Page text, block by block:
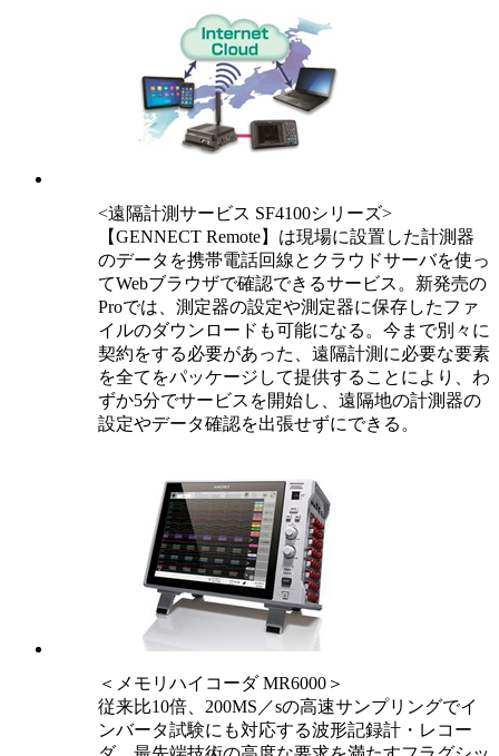
<遠隔計測サービス SF4100シリーズ>
【GENNECT Remote】は現場に設置した計測器
のデータを携帯電話回線とクラウドサーバを使っ
てWebブラウザで確認できるサービス。新発売の
Proでは、測定器の設定や測定器に保存したファ
イルのダウンロードも可能になる。今まで別々に
契約をする必要があった、遠隔計測に必要な要素
を全てをパッケージして提供することにより、わ
ずか5分でサービスを開始し、遠隔地の計測器の
設定やデータ確認を出張せずにできる。
＜メモリハイコーダ MR6000＞
従来比10倍、200MS／sの高速サンプリングでイ
ンバータ試験にも対応する波形記録計・レコー